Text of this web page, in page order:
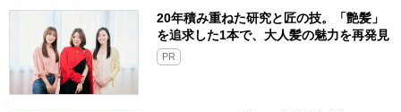
20年積み重ねた研究と匠の技。「艶髪」
を追求した1本で、大人髪の魅力を再発見
PR